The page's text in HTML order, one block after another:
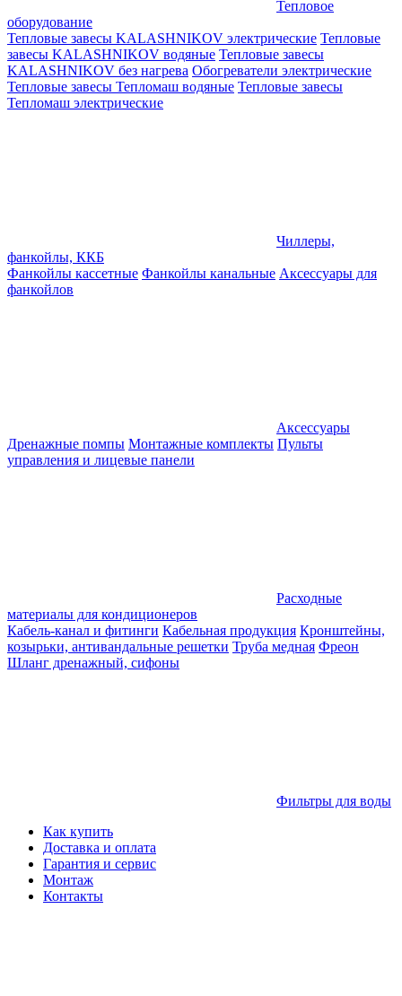
Тепловое
оборудование
Тепловые завесы KALASHNIKOV электрические Тепловые
завесы KALASHNIKOV водяные Тепловые завесы
KALASHNIKOV без нагрева Обогреватели электрические
Тепловые завесы Тепломаш водяные Тепловые завесы
Тепломаш электрические
Чиллеры,
фанкойлы, ККБ
Фанкойлы кассетные Фанкойлы канальные Аксессуары для
фанкойлов
Аксессуары
Дренажные помпы Монтажные комплекты Пульты
управления и лицевые панели
Расходные
материалы для кондиционеров
Кабель-канал и фитинги Кабельная продукция Кронштейны,
козырьки, антивандальные решетки Труба медная Фреон
Шланг дренажный, сифоны
Фильтры для воды
Как купить
Доставка и оплата
Гарантия и сервис
Монтаж
Контакты